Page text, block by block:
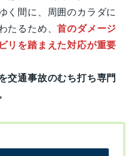
く間に、周囲のカラダに
たるため、首のダメージ
リを踏まえた対応が重要
交通事故のむち打ち専門